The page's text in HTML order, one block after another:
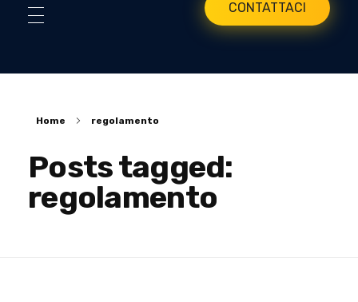
CONTATTACI
Home regolamento
Posts tagged:
regolamento